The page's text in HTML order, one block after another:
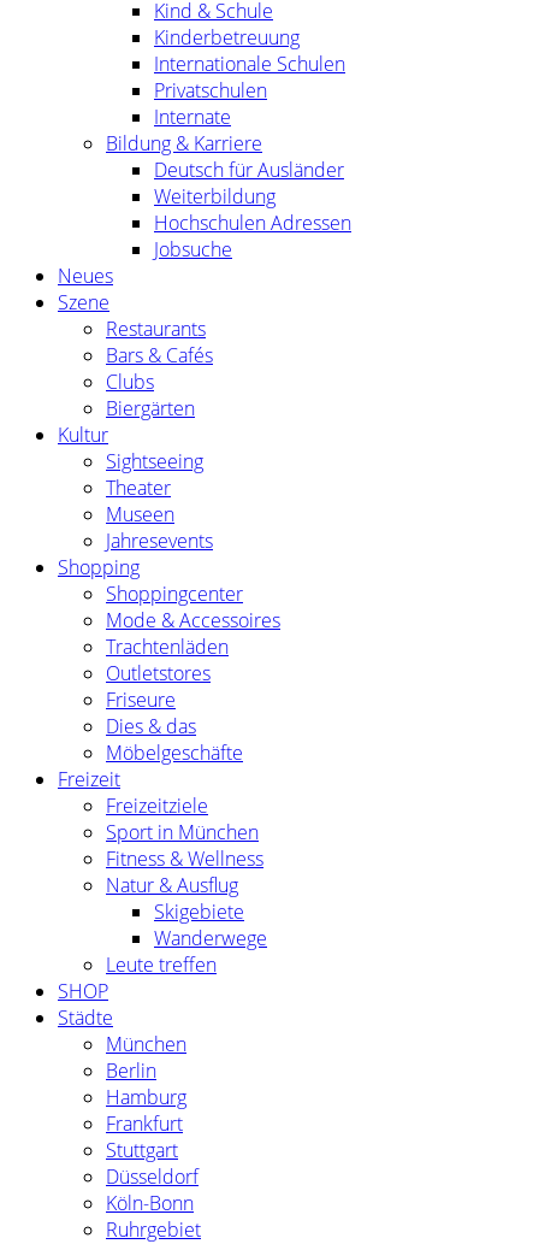
Kind & Schule
Kinderbetreuung
Internationale Schulen
Privatschulen
Internate
Bildung & Karriere
Deutsch für Ausländer
Weiterbildung
Hochschulen Adressen
Jobsuche
Neues
Szene
Restaurants
Bars & Cafés
Clubs
Biergärten
Kultur
Sightseeing
Theater
Museen
Jahresevents
Shopping
Shoppingcenter
Mode & Accessoires
Trachtenläden
Outletstores
Friseure
Dies & das
Möbelgeschäfte
Freizeit
Freizeitziele
Sport in München
Fitness & Wellness
Natur & Ausflug
Skigebiete
Wanderwege
Leute treffen
SHOP
Städte
München
Berlin
Hamburg
Frankfurt
Stuttgart
Düsseldorf
Köln-Bonn
Ruhrgebiet